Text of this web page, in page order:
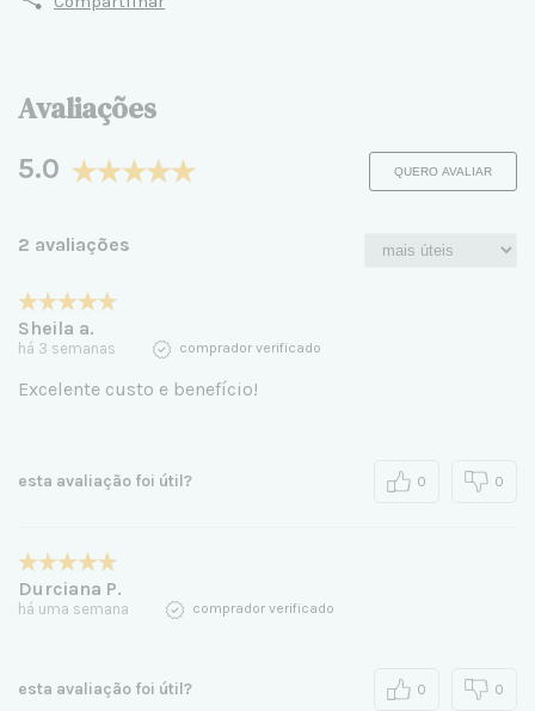
Avaliações
5.0 QUERO AVALIAR
2 avaliações
Sheila a.
há 3 semanas comprador verificado
Excelente custo e benefício!
esta avaliação foi útil? 0 0
Durciana P.
há uma semana comprador verificado
esta avaliação foi útil? 0 0